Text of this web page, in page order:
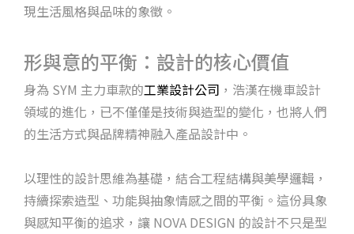
現生活風格與品味的象徵。
形與意的平衡：設計的核心價值
身為 SYM 主力車款的工業設計公司 ，浩漢在機車設計
領域的進化，已不僅僅是技術與造型的變化，也將人們
的生活方式與品牌精神融入產品設計中。
以理性的設計思維為基礎，結合工程結構與美學邏輯，
持續探索造型、功能與抽象情感之間的平衡。這份具象
與感知平衡的追求，讓 NOVA DESIGN 的設計不只是型